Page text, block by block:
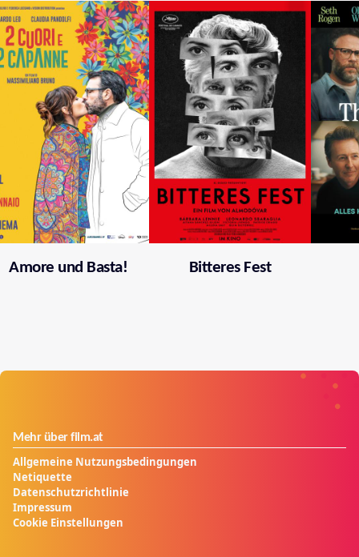
Amore und Basta! Bitteres Fest
Mehr über film.at
Allgemeine Nutzungsbedingungen
Netiquette
Datenschutzrichtlinie
Impressum
Cookie Einstellungen